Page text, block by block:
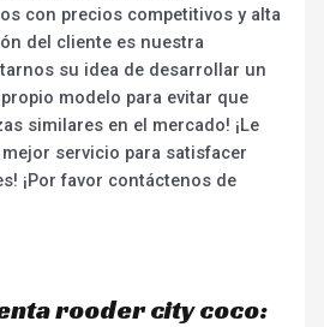
con precios competitivos y alta
del cliente es nuestra
su idea de desarrollar un
modelo para evitar que
similares en el mercado! ¡Le
servicio para satisfacer
¡Por favor contáctenos de
rooder city coco: